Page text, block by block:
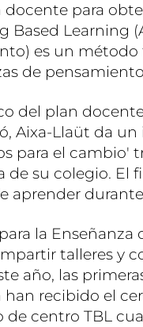
para
Based Learning
es un
de
del plan
Aixa-Llaüt da
para el cambio'
de su colegio. El
aprender
la
talleres y
año, las
recibido el
de centro TBL